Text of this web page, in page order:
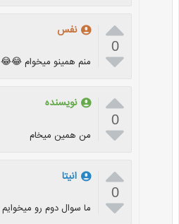

0

نفس
منم همینو میخوام 😂😂

0

نویسنده
من همین میخام

0

انیتا
ما سوال دوم رو میخوایم